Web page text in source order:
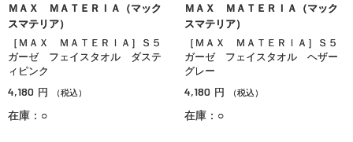
ＭＡＸ ＭＡＴＥＲＩＡ（マック
スマテリア）
［ＭＡＸ ＭＡＴＥＲＩＡ］Ｓ５
ガーゼ フェイスタオル ダステ
ィピンク
4,180 円 （税込）
在庫：○
ＭＡＸ ＭＡＴＥＲＩＡ（マック
スマテリア）
［ＭＡＸ ＭＡＴＥＲＩＡ］Ｓ５
ガーゼ フェイスタオル ヘザー
グレー
4,180 円 （税込）
在庫：○